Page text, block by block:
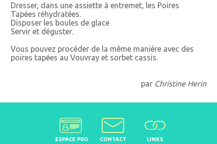
Dresser, dans une assiette à entremet, les Poires
Tapées réhydratées.
Disposer les boules de glace
Servir et déguster.
Vous pouvez procéder de la même manière avec des
poires tapées au Vouvray et sorbet cassis.
par Christine Herin
ESPACE PRO CONTACT LINKS